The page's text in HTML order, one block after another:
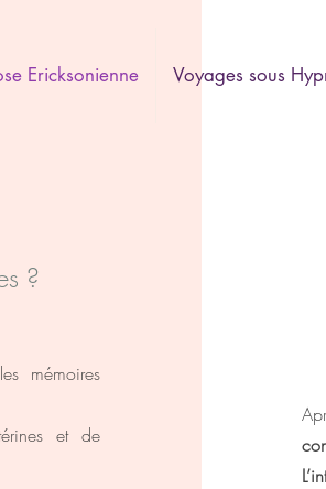
Ericksonienne Voyages sous
?
mémoires
et de